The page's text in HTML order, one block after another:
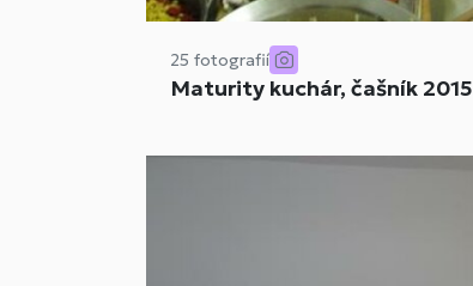
25 fotografií
Maturity kuchár, čašník 2015